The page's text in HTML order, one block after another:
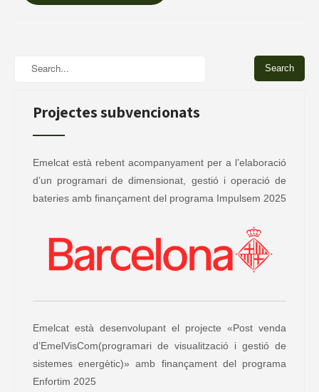
Projectes subvencionats
Emelcat està rebent acompanyament per a l’elaboració
d’un programari de dimensionat, gestió i operació de
bateries amb finançament del programa Impulsem 2025
Emelcat està desenvolupant el projecte «Post venda
d’EmelVisCom(programari de visualització i gestió de
sistemes energètic)» amb finançament del programa
Enfortim 2025